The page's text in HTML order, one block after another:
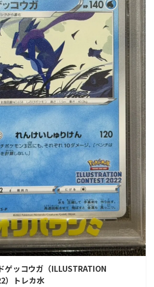
ゲッコウガ（ILLUSTRATION
）トレカ水